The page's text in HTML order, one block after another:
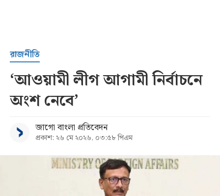
সর্বশেষ
বিভাগ
রাজনীতি
‘আওয়ামী লীগ আগামী নির্বাচনে
অংশ নেবে’
জাগো বাংলা প্রতিবেদন
প্রকাশ: ২৬ মে ২০২৬, ০৩:৫৮ পিএম